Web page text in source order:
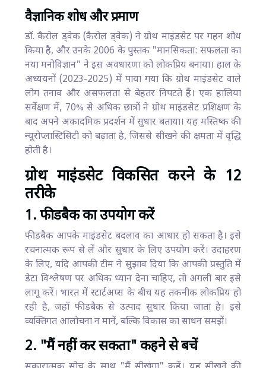
वैज्ञानिक शोध और प्रमाण
डॉ. कैरोल ड्वेक (कैरोल ड्वेक) ने ग्रोथ माइंडसेट पर गहन शोध
किया है, और उनके 2006 के पुस्तक "मानसिकता: सफलता का
नया मनोविज्ञान" ने इस अवधारणा को लोकप्रिय बनाया। हाल के
अध्ययनों (2023-2025) में पाया गया कि ग्रोथ माइंडसेट वाले
लोग तनाव और असफलता से बेहतर निपटते हैं। एक हालिया
सर्वेक्षण में, 70% से अधिक छात्रों ने ग्रोथ माइंडसेट प्रशिक्षण के
बाद अपने अकादमिक प्रदर्शन में सुधार बताया। यह मस्तिष्क की
न्यूरोप्लास्टिसिटी को बढ़ाता है, जिससे सीखने की क्षमता में वृद्धि
होती है।
ग्रोथ माइंडसेट विकसित करने के 12
तरीके
1. फीडबैक का उपयोग करें
फीडबैक आपके माइंडसेट बदलाव का आधार हो सकता है। इसे
रचनात्मक रूप से लें और सुधार के लिए उपयोग करें। उदाहरण
के लिए, यदि आपकी टीम ने सुझाव दिया कि आपकी प्रस्तुति में
डेटा विश्लेषण पर अधिक ध्यान देना चाहिए, तो अगली बार इसे
लागू करें। भारत में स्टार्टअप्स के बीच यह तकनीक लोकप्रिय हो
रही है, जहाँ फीडबैक से उत्पाद सुधार किया जाता है। इसे
व्यक्तिगत आलोचना न मानें, बल्कि विकास का साधन समझें।
2. "मैं नहीं कर सकता" कहने से बचें